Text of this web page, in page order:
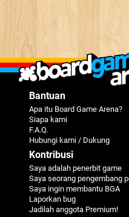
Bantuan
Apa itu Board Game Arena?
Siapa kami
F.A.Q.
Hubungi kami / Dukung
Kontribusi
Saya adalah penerbit game
Saya seorang pengembang
Saya ingin membantu BGA
Laporkan bug
Jadilah anggota Premium!